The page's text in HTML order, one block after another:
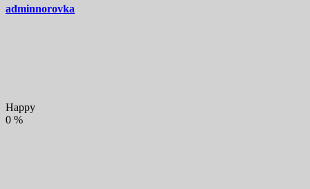
adminnorovka
Happy
0 %